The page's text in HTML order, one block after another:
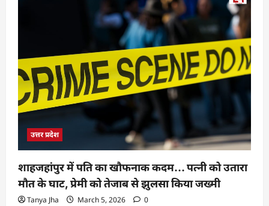
उत्तर प्रदेश
शाहजहांपुर में पति का खौफनाक कदम… पत्नी को उतारा
मौत के घाट, प्रेमी को तेजाब से झुलसा किया जख्मी
Tanya Jha March 5, 2026 0